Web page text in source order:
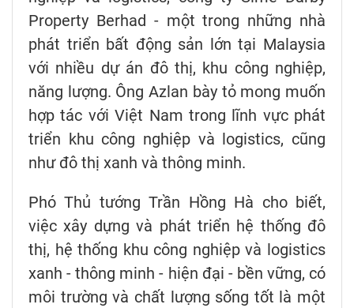
Property Berhad - một trong những nhà
phát triển bất động sản lớn tại Malaysia
với nhiều dự án đô thị, khu công nghiệp,
năng lượng. Ông Azlan bày tỏ mong muốn
hợp tác với Việt Nam trong lĩnh vực phát
triển khu công nghiệp và logistics, cũng
như đô thị xanh và thông minh.
Phó Thủ tướng Trần Hồng Hà cho biết,
việc xây dựng và phát triển hệ thống đô
thị, hệ thống khu công nghiệp và logistics
xanh - thông minh - hiện đại - bền vững, có
môi trường và chất lượng sống tốt là một